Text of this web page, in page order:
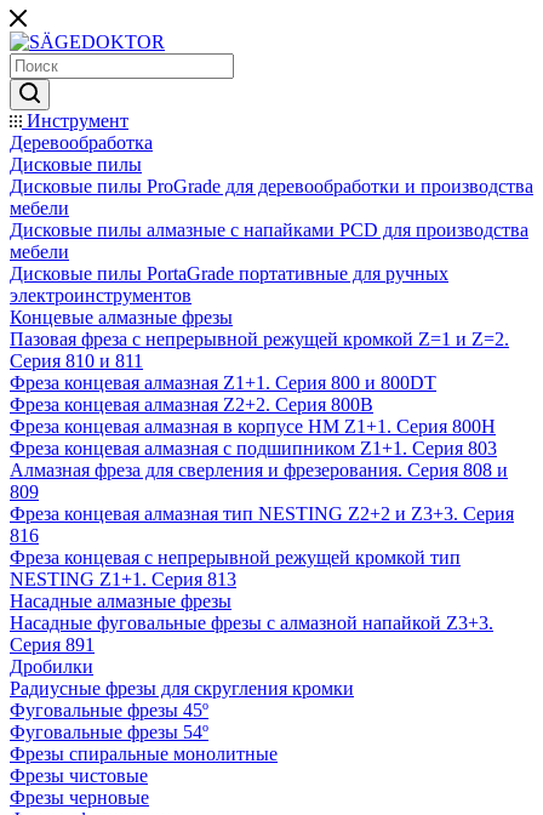
Инструмент
Деревообработка
Дисковые пилы
Дисковые пилы ProGrade для деревообработки и производства
мебели
Дисковые пилы алмазные с напайками PCD для производства
мебели
Дисковые пилы PortaGrade портативные для ручных
электроинструментов
Концевые алмазные фрезы
Пазовая фреза с непрерывной режущей кромкой Z=1 и Z=2.
Серия 810 и 811
Фреза концевая алмазная Z1+1. Серия 800 и 800DT
Фреза концевая алмазная Z2+2. Серия 800B
Фреза концевая алмазная в корпусе НМ Z1+1. Серия 800H
Фреза концевая алмазная с подшипником Z1+1. Серия 803
Алмазная фреза для сверления и фрезерования. Серия 808 и
809
Фреза концевая алмазная тип NESTING Z2+2 и Z3+3. Серия
816
Фреза концевая с непрерывной режущей кромкой тип
NESTING Z1+1. Серия 813
Насадные алмазные фрезы
Насадные фуговальные фрезы с алмазной напайкой Z3+3.
Серия 891
Дробилки
Радиусные фрезы для скругления кромки
Фуговальные фрезы 45º
Фуговальные фрезы 54º
Фрезы спиральные монолитные
Фрезы чистовые
Фрезы черновые